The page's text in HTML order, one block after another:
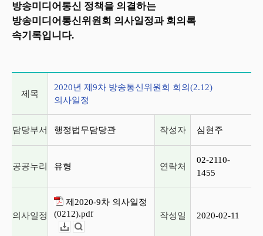
방송미디어통신 정책을 의결하는
방송미디어통신위원회 의사일정과 회의록
속기록입니다.
제목
2020년 제9차 방송통신위원회 회의(2.12)
의사일정
담당부서 행정법무담당관 작성자 심현주
공공누리 유형 연락처
02-2110-
1455
의사일정
제2020-9차 의사일정
(0212).pdf
작성일 2020-02-11